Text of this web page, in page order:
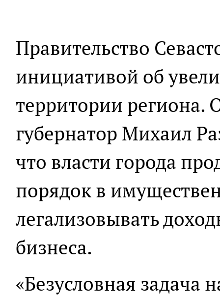
Правительство
инициативой об
территории региона.
губернатор Михаил
что власти города
порядок в
легализовывать
бизнеса.
«Безусловная задача